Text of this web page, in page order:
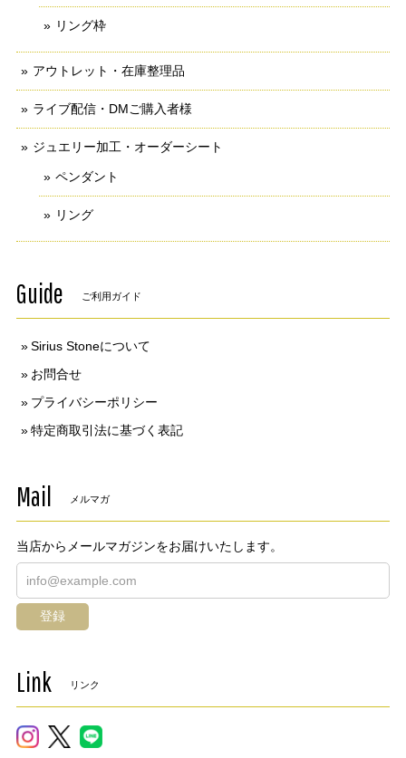
リング枠
アウトレット・在庫整理品
ライブ配信・DMご購入者様
ジュエリー加工・オーダーシート
ペンダント
リング
Guide ご利用ガイド
Sirius Stoneについて
お問合せ
プライバシーポリシー
特定商取引法に基づく表記
Mail メルマガ
当店からメールマガジンをお届けいたします。
登録
Link リンク